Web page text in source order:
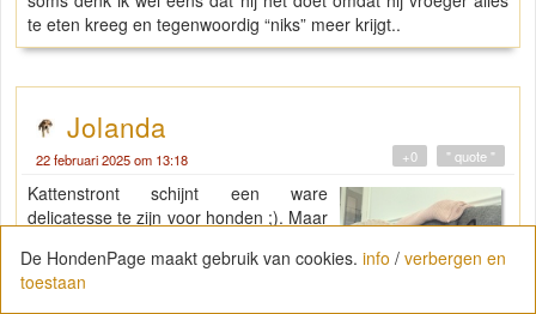
te eten kreeg en tegenwoordig “niks” meer krijgt..
Jolanda
22 februari 2025 om 13:18 " quote "
+0
Kattenstront schijnt een ware
delicatesse te zijn voor honden ;). Maar
ineens doet kan het ook een tekort op
iets zijn wat dit gedrag uitlokt.
De HondenPage maakt gebruik van cookies. info / verbergen en
toestaan